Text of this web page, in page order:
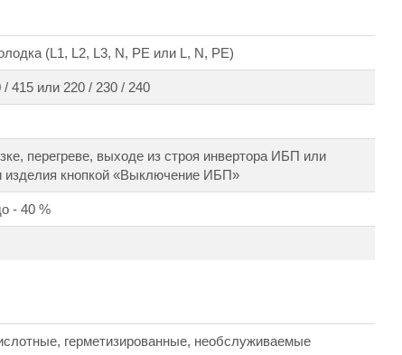
(L1, L2, L3, N, PE или L, N, PE)
415 или 220 / 230 / 240
перегреве, выходе из строя инвертора ИБП или
изделия кнопкой «Выключение ИБП»
- 40 %
герметизированные, необслуживаемые